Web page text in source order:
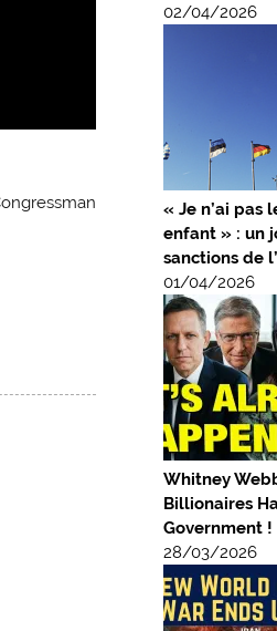
02/04/2026
« Je n’ai pas
enfant » : un
sanctions de
01/04/2026
Whitney
Billionaires
Government !
28/03/2026